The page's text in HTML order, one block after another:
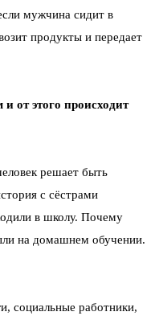
мужчина сидит в
продукты и передает
от этого происходит
решает быть
с сёстрами
в школу. Почему
на домашнем обучении.
социальные работники,